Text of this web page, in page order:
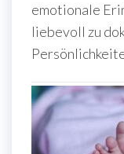
emotionale
liebevoll zu